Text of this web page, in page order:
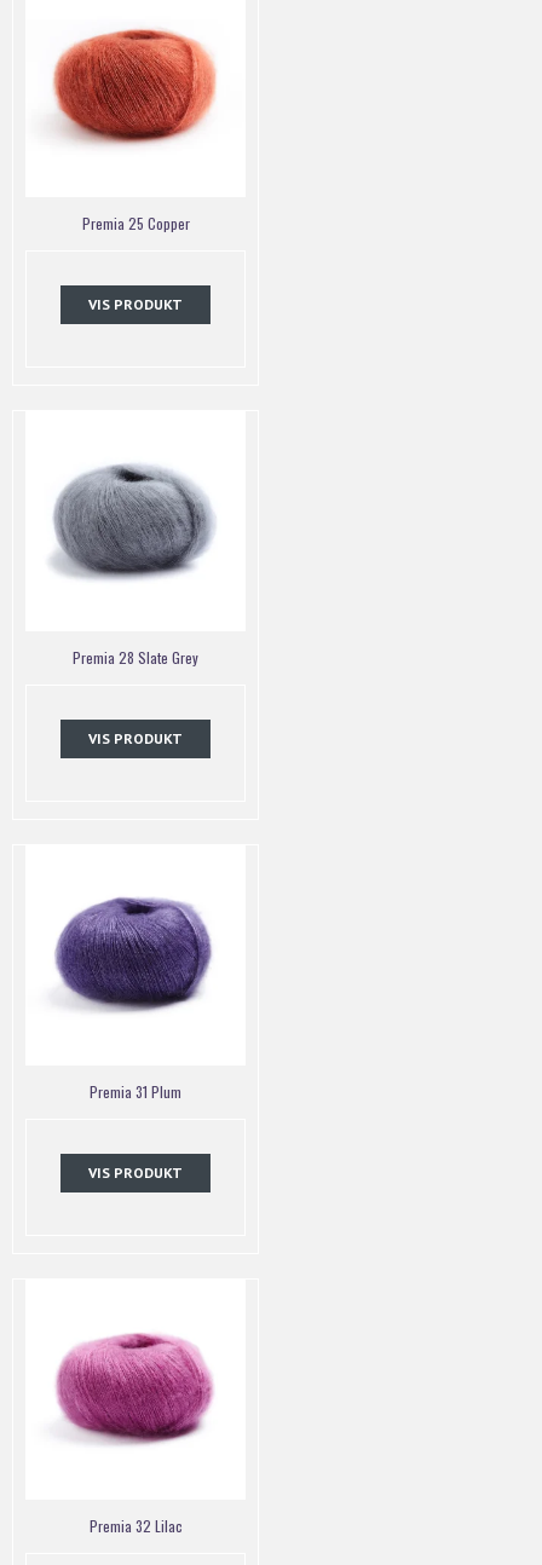
Premia 25 Copper
VIS PRODUKT
Premia 28 Slate Grey
VIS PRODUKT
Premia 31 Plum
VIS PRODUKT
Premia 32 Lilac